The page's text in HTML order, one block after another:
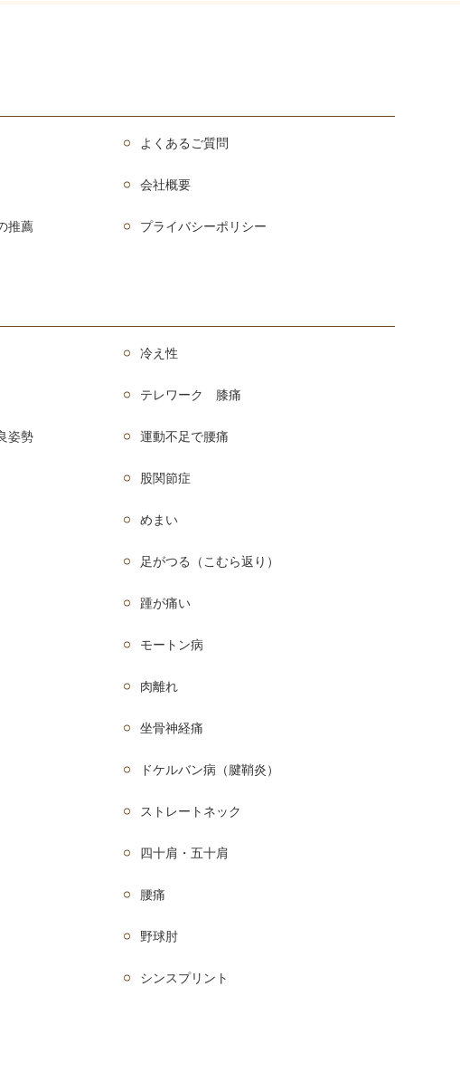
よくあるご質問
会社概要
推薦 プライバシーポリシー
冷え性
テレワーク 膝痛
姿勢 運動不足で腰痛
股関節症
めまい
足がつる（こむら返り）
踵が痛い
モートン病
肉離れ
坐骨神経痛
ドケルバン病（腱鞘炎）
ストレートネック
四十肩・五十肩
腰痛
野球肘
シンスプリント